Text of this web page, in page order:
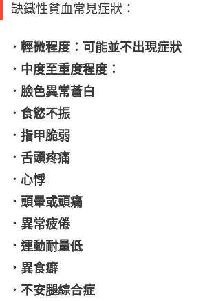
缺鐵性貧血常見症狀：
．輕微程度：可能並不出現症狀
．中度至重度程度：
．臉色異常蒼白
．食慾不振
．指甲脆弱
．舌頭疼痛
．心悸
．頭暈或頭痛
．異常疲倦
．運動耐量低
．異食癖
．不安腿綜合症